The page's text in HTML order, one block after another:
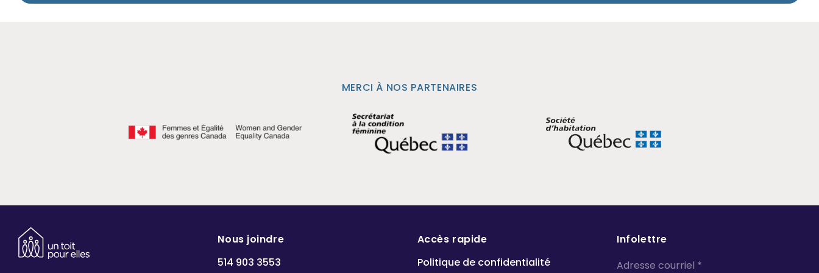
MERCI À NOS PARTENAIRES
Nous joindre
514 903 3553
Accès rapide
Politique de confidentialité
Infolettre